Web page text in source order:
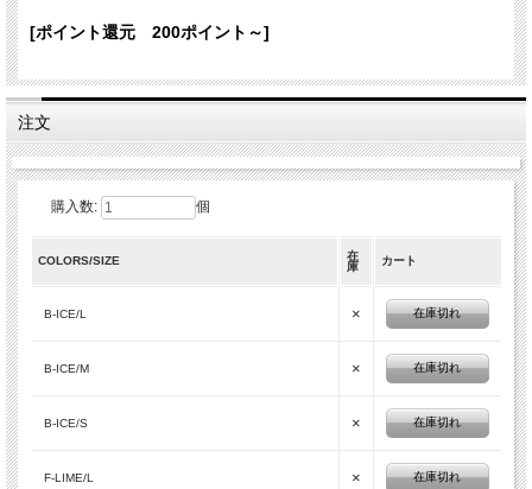
サイズ表をご確認ください。
アイテム詳細
カ
ラ
B-ICE F-LIME
コットン１００％
国
[ポイント還元 200ポイント～]
注文
購入数: 個
COLORS/SIZE
在
庫
カート
B-ICE/L × 在庫切れ
B-ICE/M × 在庫切れ
B-ICE/S × 在庫切れ
F-LIME/L × 在庫切れ